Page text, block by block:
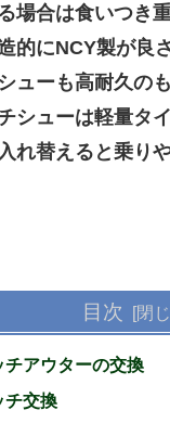
場合は食いつき
的にNCY製が良
ューも高耐久の
シューは軽量タ
れ替える と乗り
目次
チアウターの交換
チ交換